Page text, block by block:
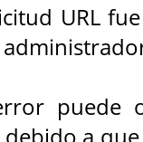
URL
puede
debido a